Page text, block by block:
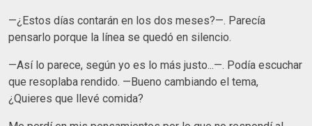
—¿Estos días contarán en los dos meses?—. Parecía
pensarlo porque la línea se quedó en silencio.
—Así lo parece, según yo es lo más justo...—. Podía escuchar
que resoplaba rendido. —Bueno cambiando el tema,
¿Quieres que llevé comida?